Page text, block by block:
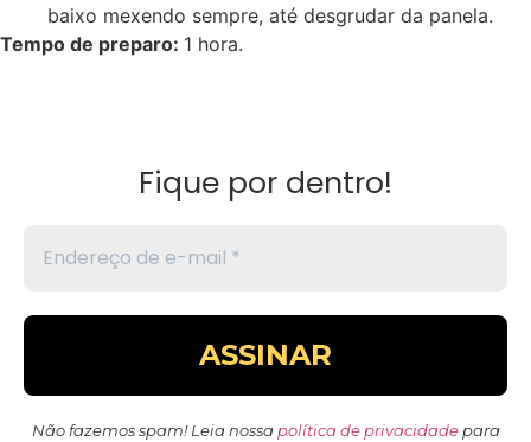
baixo mexendo sempre, até desgrudar da panela.
Tempo de preparo: 1 hora.
Fique por dentro!
Não fazemos spam! Leia nossapolítica de privacidadepara